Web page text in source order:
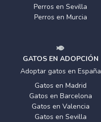
Perros en Sevilla
Perros en Murcia
GATOS EN ADOPCIÓN
Adoptar gatos en España
Gatos en Madrid
Gatos en Barcelona
Gatos en Valencia
Gatos en Sevilla